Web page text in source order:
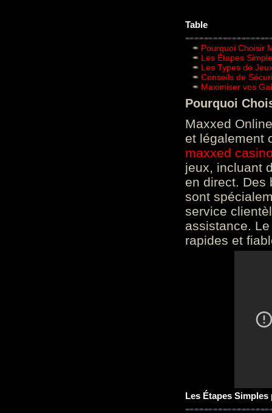
Table
Pourquoi Choisir
Les Étapes
Les Types de
Conseils de
Maximiser vos
Pourquoi
Maxxed
et légalement
maxxed
jeux, incluant
en direct. Des
sont
service
assistance.
rapides et
Les Étapes